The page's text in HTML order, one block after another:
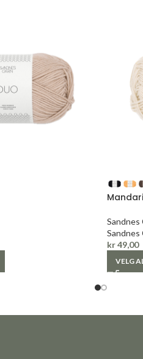
Sandnes
Sandnes
kr49,00
VELG